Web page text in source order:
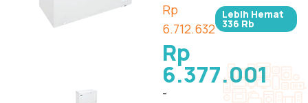
Rp
6.712.632
Lebih Hemat
336 Rb
Rp
6.377.001
-